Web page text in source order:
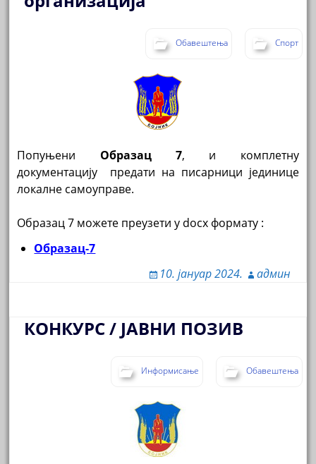
Обавештења Спорт
Попуњени Образац 7, и комплетну
документацију предати на писарници јединице
локалне самоуправе.
Образац 7 можете преузети у docx формату :
Образац-7
10. јануар 2024.
админ
КОНКУРС / ЈАВНИ ПОЗИВ
Информисање Обавештења